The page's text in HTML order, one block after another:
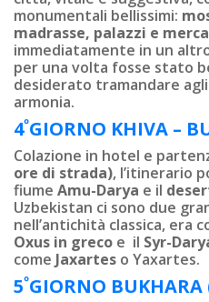
monumentali bellissimi:
madrasse, palazzi e
immediatamente in un
per una volta fosse stato
desiderato tramandare
armonia.
4ºGIORNO KHIVA –
Colazione in hotel e
ore di strada), l’itinerario
fiume Amu-Darya e il
Uzbekistan ci sono due
nell’antichità classica, era
Oxus in greco e il Syr-
come Jaxartes o Yaxartes.
5ºGIORNO BUKHARA